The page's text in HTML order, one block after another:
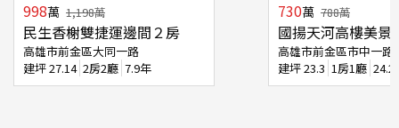
998萬 1,198萬
民生香榭雙捷運邊間２房
高雄市前金區大同一路
建坪27.14 2房2廳 7.9年
730萬 788萬
國揚天河高樓美景
高雄市前金區市中一路
建坪23.3 1房1廳 24.2